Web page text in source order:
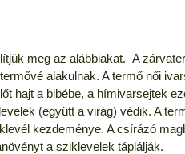
meg az alábbiakat. A
alakulnak. A termő női
hajt a bibébe, a hímivarsejtek
(együtt a virág) védik. A
kezdeménye. A csírázó
a sziklevelek táplálják.